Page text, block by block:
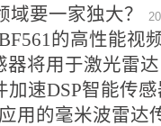
要一家独大？
的高性能视
器将用于激光雷达
加速DSP智能传
用的毫米波雷达